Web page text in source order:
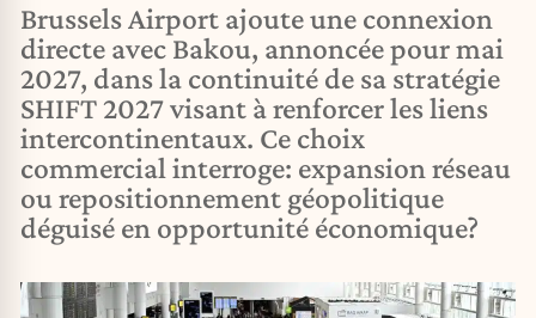
Brussels Airport ajoute une connexion
directe avec Bakou, annoncée pour mai
2027, dans la continuité de sa stratégie
SHIFT 2027 visant à renforcer les liens
intercontinentaux. Ce choix
commercial interroge: expansion réseau
ou repositionnement géopolitique
déguisé en opportunité économique?